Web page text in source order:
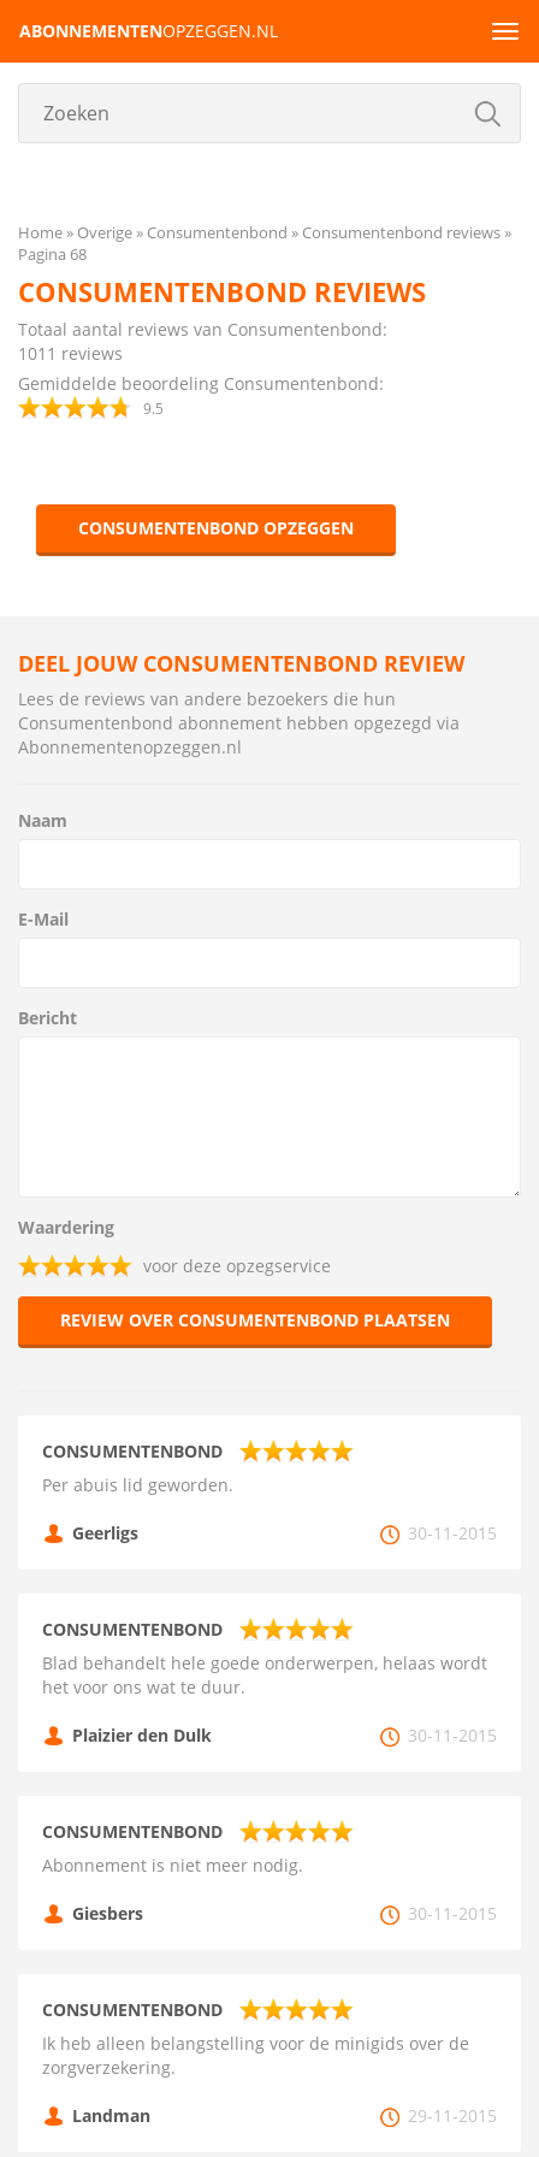
ABONNEMENTENOPZEGGEN.NL
Home Overige Consumentenbond
Consumentenbond reviews
Pagina 68
CONSUMENTENBOND REVIEWS
Totaal aantal reviews van Consumentenbond:
1011 reviews
Gemiddelde beoordeling Consumentenbond:
9.5
CONSUMENTENBOND OPZEGGEN
DEEL JOUW CONSUMENTENBOND REVIEW
Lees de reviews van andere bezoekers die hun
Consumentenbond abonnement hebben opgezegd via
Abonnementenopzeggen.nl
Naam
E-Mail
Bericht
Waardering
voor deze opzegservice
REVIEW OVER CONSUMENTENBOND PLAATSEN
CONSUMENTENBOND
Per abuis lid geworden.
Geerligs 30-11-2015
CONSUMENTENBOND
Blad behandelt hele goede onderwerpen, helaas wordt
het voor ons wat te duur.
Plaizier den Dulk 30-11-2015
CONSUMENTENBOND
Abonnement is niet meer nodig.
Giesbers 30-11-2015
CONSUMENTENBOND
Ik heb alleen belangstelling voor de minigids over de
zorgverzekering.
Landman 29-11-2015